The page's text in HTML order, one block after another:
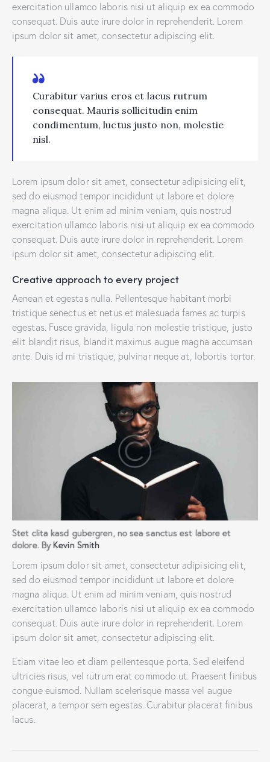
exercitation ullamco laboris nisi ut aliquip ex ea commodo
consequat. Duis aute irure dolor in reprehenderit. Lorem
ipsum dolor sit amet, consectetur adipiscing elit.
Curabitur varius eros et lacus rutrum
consequat. Mauris sollicitudin enim
condimentum, luctus justo non, molestie
nisl.
Lorem ipsum dolor sit amet, consectetur adipisicing elit,
sed do eiusmod tempor incididunt ut labore et dolore
magna aliqua. Ut enim ad minim veniam, quis nostrud
exercitation ullamco laboris nisi ut aliquip ex ea commodo
consequat. Duis aute irure dolor in reprehenderit. Lorem
ipsum dolor sit amet, consectetur adipiscing elit.
Creative approach to every project
Aenean et egestas nulla. Pellentesque habitant morbi
tristique senectus et netus et malesuada fames ac turpis
egestas. Fusce gravida, ligula non molestie tristique, justo
elit blandit risus, blandit maximus augue magna accumsan
ante. Duis id mi tristique, pulvinar neque at, lobortis tortor.
Stet clita kasd gubergren, no sea sanctus est labore et
dolore. ByKevin Smith
Lorem ipsum dolor sit amet, consectetur adipisicing elit,
sed do eiusmod tempor incididunt ut labore et dolore
magna aliqua. Ut enim ad minim veniam, quis nostrud
exercitation ullamco laboris nisi ut aliquip ex ea commodo
consequat. Duis aute irure dolor in reprehenderit. Lorem
ipsum dolor sit amet, consectetur adipiscing elit.
Etiam vitae leo et diam pellentesque porta. Sed eleifend
ultricies risus, vel rutrum erat commodo ut. Praesent finibus
congue euismod. Nullam scelerisque massa vel augue
placerat, a tempor sem egestas. Curabitur placerat finibus
lacus.